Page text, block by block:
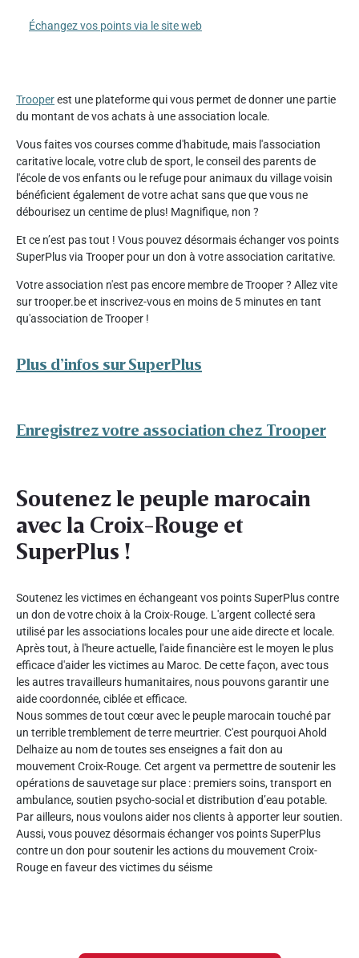
Échangez vos points via le site web
Trooperest une plateforme qui vous permet de donner une partie
du montant de vos achats à une association locale.
Vous faites vos courses comme d'habitude, mais l'association
caritative locale, votre club de sport, le conseil des parents de
l'école de vos enfants ou le refuge pour animaux du village voisin
bénéficient également de votre achat sans que que vous ne
débourisez un centime de plus! Magnifique, non ?
Et ce n’est pas tout ! Vous pouvez désormais échanger vos points
SuperPlus via Trooper pour un don à votre association caritative.
Votre association n'est pas encore membre de Trooper ? Allez vite
sur trooper.be et inscrivez-vous en moins de 5 minutes en tant
qu'association de Trooper !
Plus d’infos sur SuperPlus
Enregistrez votre association chez Trooper
Soutenez le peuple marocain
avec la Croix-Rouge et
SuperPlus !
Soutenez les victimes en échangeant vos points SuperPlus contre
un don de votre choix à la Croix-Rouge. L'argent collecté sera
utilisé par les associations locales pour une aide directe et locale.
Après tout, à l'heure actuelle, l'aide financière est le moyen le plus
efficace d'aider les victimes au Maroc. De cette façon, avec tous
les autres travailleurs humanitaires, nous pouvons garantir une
aide coordonnée, ciblée et efficace.
Nous sommes de tout cœur avec le peuple marocain touché par
un terrible tremblement de terre meurtrier. C'est pourquoi Ahold
Delhaize au nom de toutes ses enseignes a fait don au
mouvement Croix-Rouge. Cet argent va permettre de soutenir les
opérations de sauvetage sur place : premiers soins, transport en
ambulance, soutien psycho-social et distribution d’eau potable.
Par ailleurs, nous voulons aider nos clients à apporter leur soutien.
Aussi, vous pouvez désormais échanger vos points SuperPlus
contre un don pour soutenir les actions du mouvement Croix-
Rouge en faveur des victimes du séisme